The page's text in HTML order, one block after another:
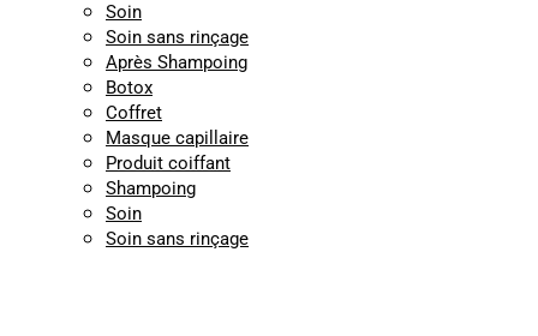
Soin
Soin sans rinçage
Après Shampoing
Botox
Coffret
Masque capillaire
Produit coiffant
Shampoing
Soin
Soin sans rinçage